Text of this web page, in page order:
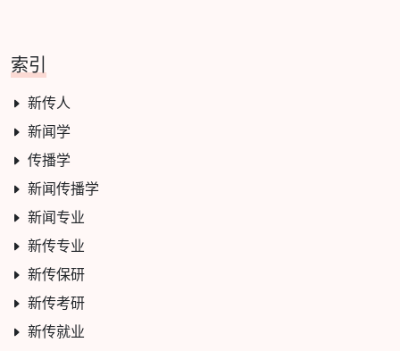
索引
新传人
新闻学
传播学
新闻传播学
新闻专业
新传专业
新传保研
新传考研
新传就业